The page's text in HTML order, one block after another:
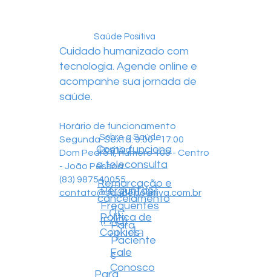
Cuidado humanizado com
tecnologia. Agende online e
acompanhe sua jornada de
saúde.
Horário de funcionamento
Segunda-Sexta: 9:00 - 17:00
Dom Pedro II, número 100 - Centro
- João Pessoa
(83) 987540055
contato@saudepositiva.com.br
Sobre a Saúde
Positiva
Central
de
ajuda
Para
Paciente
s
Para
Perguntas
Frequentes
(FAQ)
Como funciona
a teleconsulta
Remarcação e
cancelamento
Política de
Cookies
Fale
Conosco
Saúde Positiva